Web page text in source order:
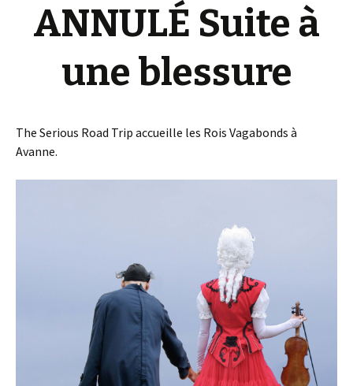
ANNULÉ Suite à
une blessure
The Serious Road Trip accueille les Rois Vagabonds à
Avanne.